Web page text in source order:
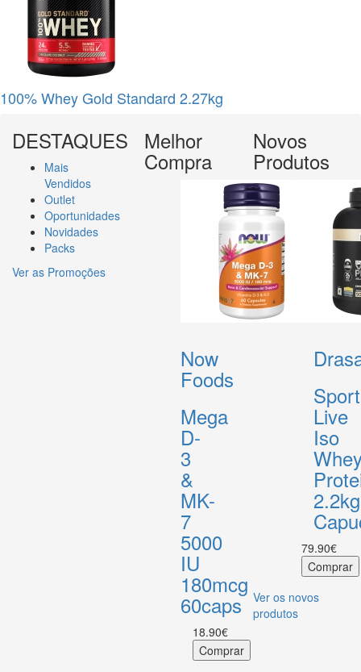
100% Whey Gold Standard 2.27kg
DESTAQUES
Mais
Vendidos
Outlet
Oportunidades
Novidades
Packs
Ver as Promoções
Melhor
Compra
Now
Foods
Mega
D-
3
&
MK-
7
5000
IU
180mcg
60caps
18.90€
Novos
Produtos
Sport
Live
Iso
2.2kg
79.90€
Ver os novos
produtos